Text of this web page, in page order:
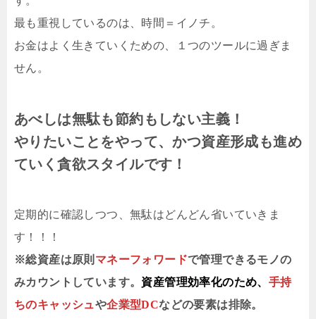
最も重視しているのは、時間＝イノチ。
お金はよく生きていくための、１つのツールに過ぎま
せん。
あべしは無駄も節約もしない主義！
やりたいことをやって、かつ資産形成も進め
ていく貪欲スタイルです！
定期的に確認しつつ、無駄はどんどん省いていきま
す！！！
※総資産は原則 マネーフォワードで管理できるモノの
みカウントしています。 資産管理効率化のため、 手持
ちのキャッシュや企業型DCなどの要素は排除。